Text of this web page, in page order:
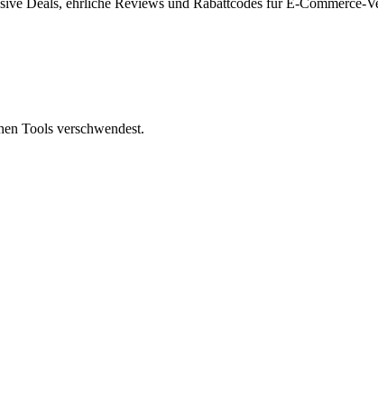
Deals, ehrliche Reviews und Rabattcodes für E-Commerce-
Tools verschwendest.